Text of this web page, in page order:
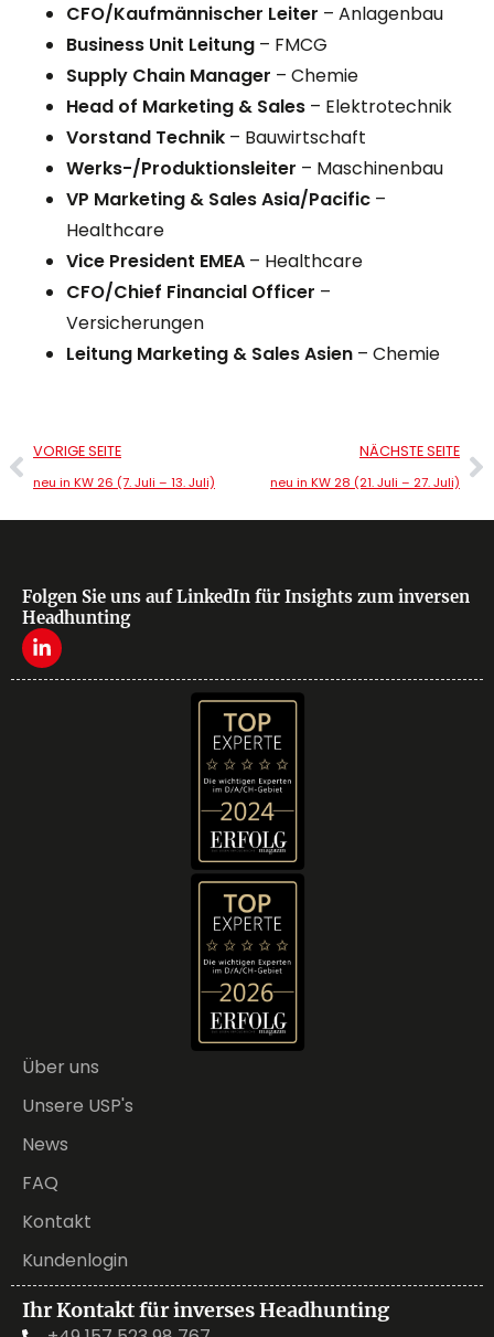
CFO/Kaufmännischer Leiter – Anlagenbau
Business Unit Leitung – FMCG
Supply Chain Manager – Chemie
Head of Marketing & Sales – Elektrotechnik
Vorstand Technik – Bauwirtschaft
Werks-/Produktionsleiter – Maschinenbau
VP Marketing & Sales Asia/Pacific –
Healthcare
Vice President EMEA – Healthcare
CFO/Chief Financial Officer –
Versicherungen
Leitung Marketing & Sales Asien – Chemie
VORIGE SEITE
neu in KW 26 (7. Juli – 13. Juli)
NÄCHSTE SEITE
neu in KW 28 (21. Juli – 27. Juli)
Folgen Sie uns auf LinkedIn für Insights zum inversen
Headhunting
Über uns
Unsere USP's
News
FAQ
Kontakt
Kundenlogin
Ihr Kontakt für inverses Headhunting